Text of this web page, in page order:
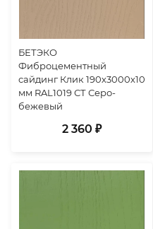
БЕТЭКО
Фиброцементный
сайдинг Клик 190х3000х10
мм RAL1019 СТ Серо-
бежевый
2 360 ₽